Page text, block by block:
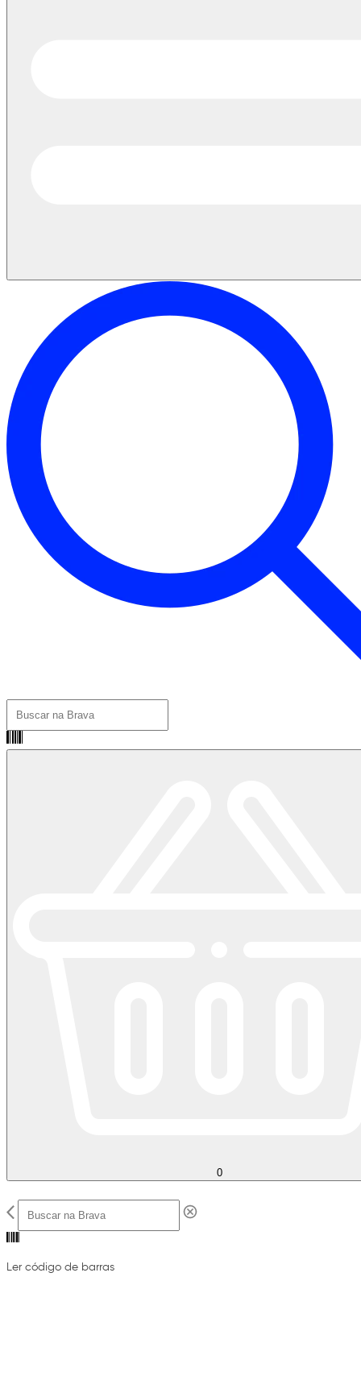
0
Ler código de barras